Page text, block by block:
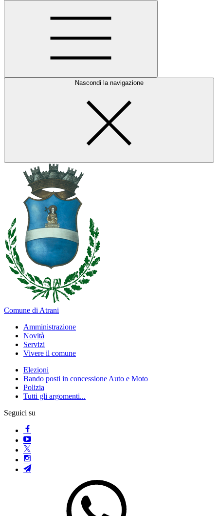
Nascondi la navigazione
Comune di Atrani
Amministrazione
Novità
Servizi
Vivere il comune
Elezioni
Bando posti in concessione Auto e Moto
Polizia
Tutti gli argomenti...
Seguici su